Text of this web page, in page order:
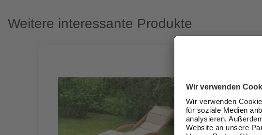
Weitere interessante Produkte